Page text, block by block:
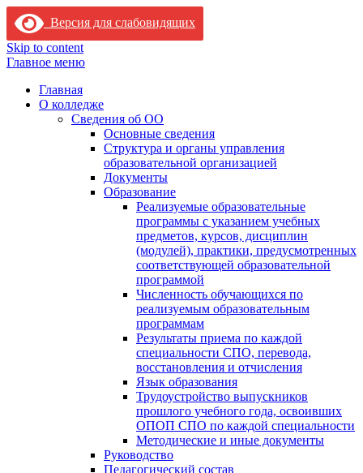
Версия для слабовидящих
Skip to content
Главное меню
Главная
О колледже
Сведения об ОО
Основные сведения
Структура и органы управления
образовательной организацией
Документы
Образование
Реализуемые образовательные
программы с указанием учебных
предметов, курсов, дисциплин
(модулей), практики, предусмотренных
соответствующей образовательной
программой
Численность обучающихся по
реализуемым образовательным
программам
Результаты приема по каждой
специальности СПО, перевода,
восстановления и отчисления
Язык образования
Трудоустройство выпускников
прошлого учебного года, освоивших
ОПОП СПО по каждой специальности
Методические и иные документы
Руководство
Педагогический состав